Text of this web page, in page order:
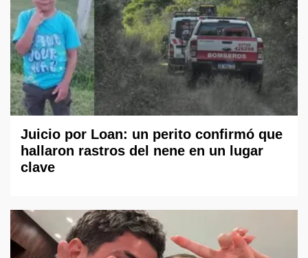
Juicio por Loan: un perito confirmó que
hallaron rastros del nene en un lugar
clave